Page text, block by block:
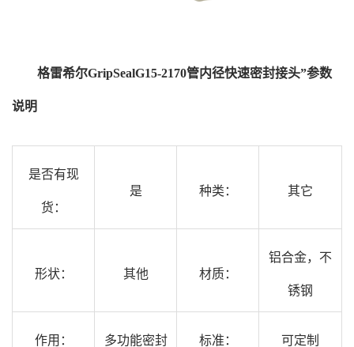
格雷希尔GripSealG15-2170管内径快速密封接头”参数
说明
是否有现
货：
是 种类： 其它
形状： 其他 材质：
铝合金，不
锈钢
作用： 多功能密封 标准： 可定制